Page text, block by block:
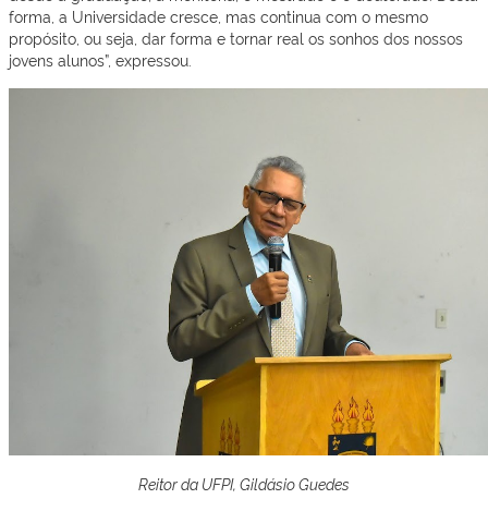
forma, a Universidade cresce, mas continua com o mesmo
propósito, ou seja, dar forma e tornar real os sonhos dos nossos
jovens alunos”, expressou.
Reitor da UFPI, Gildásio Guedes